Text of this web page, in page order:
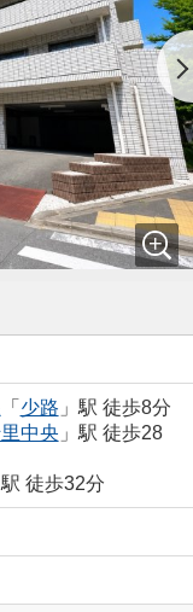
「 少路 」駅 徒歩8分
中央 」駅 徒歩28
徒歩32分